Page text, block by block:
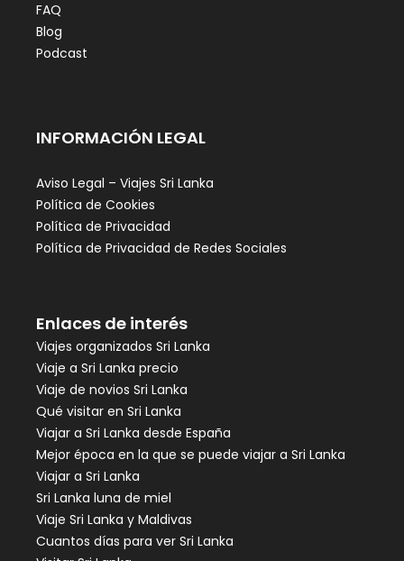
FAQ
Blog
Podcast
INFORMACIÓN LEGAL
Aviso Legal – Viajes Sri Lanka
Política de Cookies
Política de Privacidad
Política de Privacidad de Redes Sociales
Enlaces de interés
Viajes organizados Sri Lanka
Viaje a Sri Lanka precio
Viaje de novios Sri Lanka
Qué visitar en Sri Lanka
Viajar a Sri Lanka desde España
Mejor época en la que se puede viajar a Sri Lanka
Viajar a Sri Lanka
Sri Lanka luna de miel
Viaje Sri Lanka y Maldivas
Cuantos días para ver Sri Lanka